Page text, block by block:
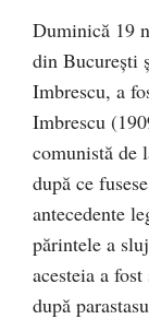
Duminică 19
din București
Imbrescu, a
Imbrescu
comunistă de
după ce
antecedente
părintele a
acesteia a
după